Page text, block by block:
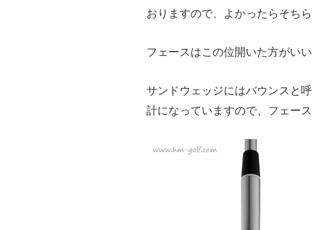
おりますので、よかったらそち
フェースはこの位開いた方がい
サンドウェッジにはバウンスと
計になっていますので、フェー